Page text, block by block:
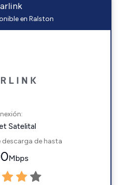
en Ralston
Satelital
descarga de hasta
Mbps